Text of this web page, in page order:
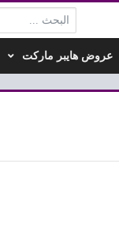
البحث:
عروض هايبر ماركت